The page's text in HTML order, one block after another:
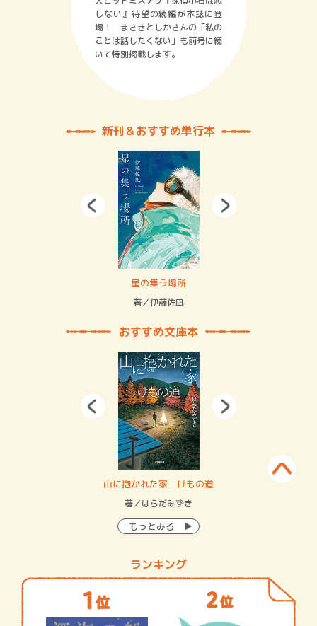
しない』待望の続編が本誌に登
場！ まさきとしかさんの「私の
ことは話したくない」も前号に続
いて特別掲載します。
新刊＆おすすめ単行本
星の集う場所
著／伊藤佐凪
おすすめ文庫本
山に抱かれた家 けもの道
著／はらだみずき
もっとみる
ランキング